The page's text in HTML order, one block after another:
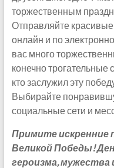
торжественным
Отправляйте
онлайн и по
вас много
конечно трогательные
кто заслужил эту
Выбирайте
социальные сети и
Примите искренние
Великой Победы!
героизма, мужества